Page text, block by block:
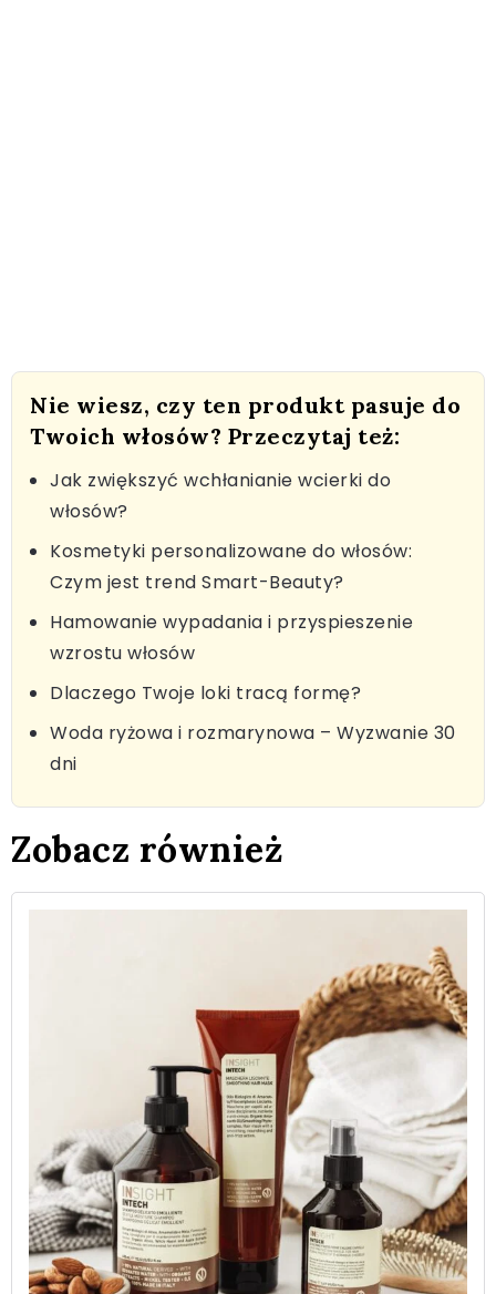
Nie wiesz, czy ten produkt pasuje do
Twoich włosów? Przeczytaj też:
Jak zwiększyć wchłanianie wcierki do
włosów?
Kosmetyki personalizowane do włosów:
Czym jest trend Smart-Beauty?
Hamowanie wypadania i przyspieszenie
wzrostu włosów
Dlaczego Twoje loki tracą formę?
Woda ryżowa i rozmarynowa – Wyzwanie 30
dni
Zobacz również